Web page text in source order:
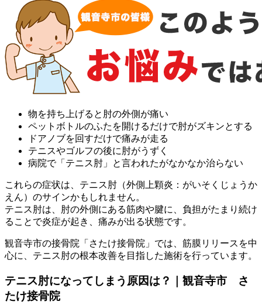
物を持ち上げると肘の外側が痛い
ペットボトルのふたを開けるだけで肘がズキンとする
ドアノブを回すだけで痛みが走る
テニスやゴルフの後に肘がうずく
病院で「テニス肘」と言われたがなかなか治らない
これらの症状は、テニス肘（外側上顆炎：がいそくじょうか
えん）のサインかもしれません。
テニス肘は、肘の外側にある筋肉や腱に、負担がたまり続け
ることで炎症が起き、痛みが出る状態です。
観音寺市の接骨院「さたけ接骨院」では、筋膜リリースを中
心に、テニス肘の根本改善を目指した施術を行っています。
テニス肘になってしまう原因は？｜観音寺市 さ
たけ接骨院